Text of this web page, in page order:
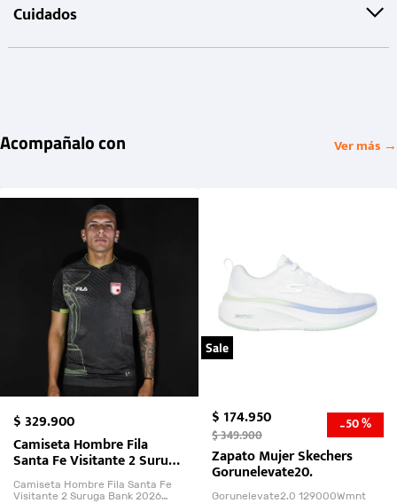
Cuidados
Acompañalo con Ver más →
$329.900
Camiseta Hombre Fila
Santa Fe Visitante 2 Suruga
Bank 2026
Camiseta Hombre Fila Santa Fe
Visitante 2 Suruga Bank 2026
Sale
$174.950
$349.900 -50 %
Zapato Mujer Skechers
Gorunelevate20.
Gorunelevate2.0 129000Wmnt